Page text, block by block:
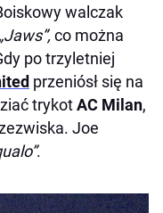
walczak
„Jaws”, co można
po trzyletniej
przeniósł się na
trykotAC Milan,
Joe
.